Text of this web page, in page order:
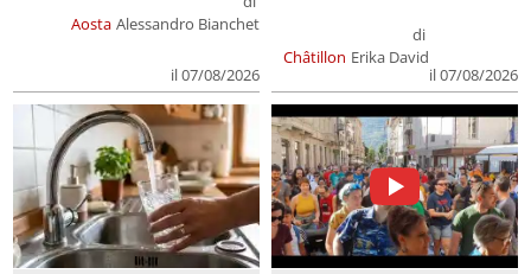
Aosta Alessandro Bianchet
il 07/08/2026
Châtillon
di
Erika David
il 07/08/2026